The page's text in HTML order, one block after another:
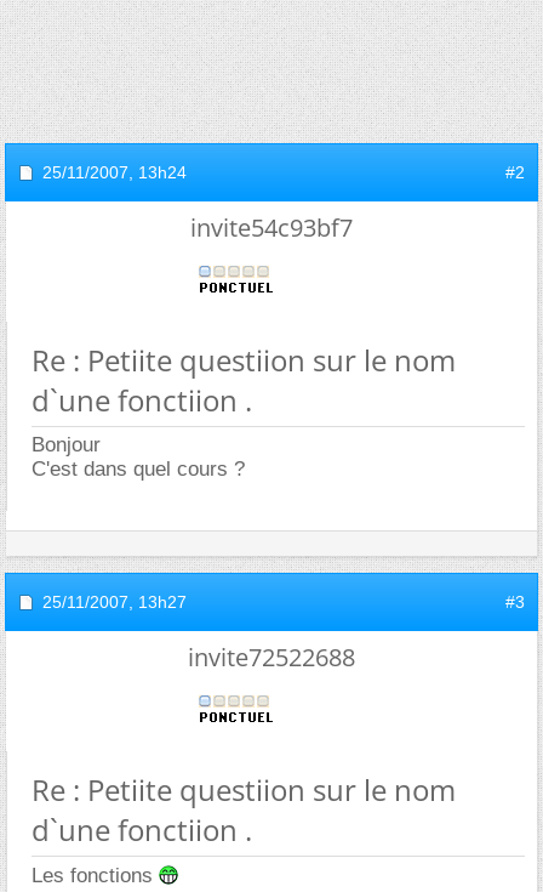
25/11/2007, 13h24 #2
invite54c93bf7
Re : Petiite questiion sur le nom
d`une fonctiion .
Bonjour
C'est dans quel cours ?
25/11/2007, 13h27 #3
invite72522688
Re : Petiite questiion sur le nom
d`une fonctiion .
Les fonctions